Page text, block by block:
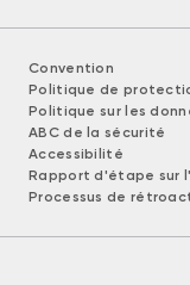
Convention
Politique de
Politique sur les
ABC de la sécurité
Accessibilité
Rapport d'étape sur
Processus de